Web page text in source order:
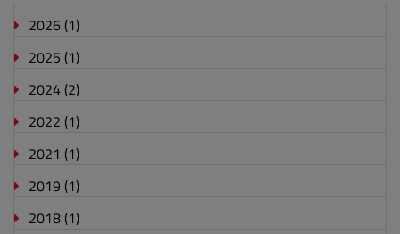
2026 (1)
2025 (1)
2024 (2)
2022 (1)
2021 (1)
2019 (1)
2018 (1)